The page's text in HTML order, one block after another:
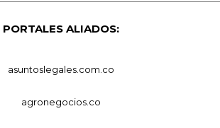
PORTALES ALIADOS:
asuntoslegales.com.co
agronegocios.co